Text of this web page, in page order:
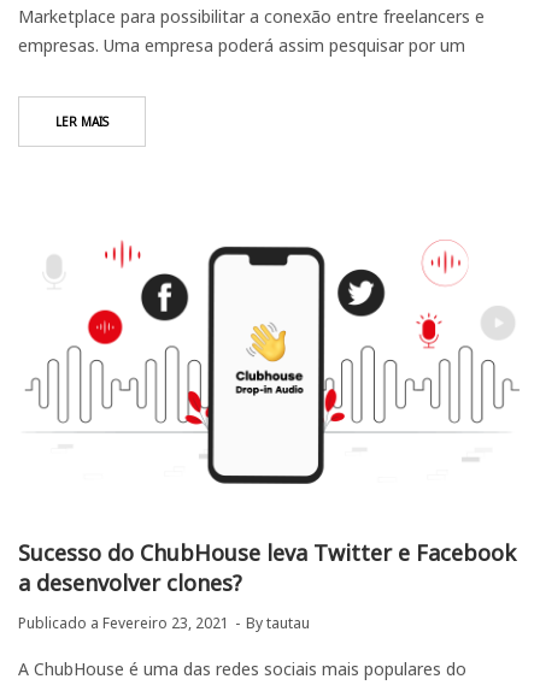
Marketplace para possibilitar a conexão entre freelancers e
empresas. Uma empresa poderá assim pesquisar por um
LER MAIS
Sucesso do ChubHouse leva Twitter e Facebook
a desenvolver clones?
Publicado a Fevereiro 23, 2021 Bytautau
A ChubHouse é uma das redes sociais mais populares do